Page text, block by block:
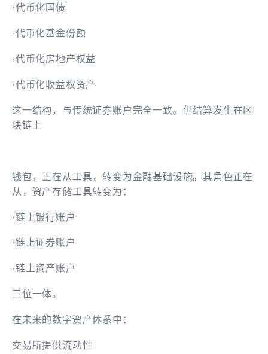
·代币化国债
·代币化基金份额
·代币化房地产权益
·代币化收益权资产
这一结构，与传统证券账户完全一致。但结算发生在区
块链上
钱包，正在从工具，转变为金融基础设施。其角色正在
从，资产存储工具转变为：
·链上银行账户
·链上证券账户
·链上资产账户
三位一体。
在未来的数字资产体系中：
交易所提供流动性